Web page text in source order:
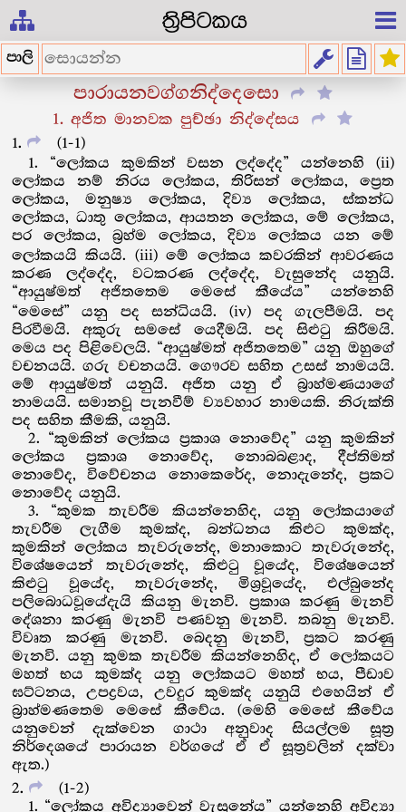
ත්‍රිපිටකය
පාලි
පාරායනවග්ගනිද්දෙසො
1. අජිත මානවක පුච්ඡා නිද්දේසය
1
(1-1)
1. “ලෝකය කුමකින් වසන ලද්දේද” යන්නෙහි (ii)
ලෝකය නම් නිරය ලෝකය, තිරිසන් ලෝකය, ප්‍රෙත
ලෝකය, මනුෂ්‍ය ලෝකය, දිව්‍ය ලෝකය, ස්කන්ධ
ලෝකය, ධාතු ලෝකය, ආයතන ලෝකය, මේ ලෝකය,
පර ලෝකය, බ්‍රහ්ම ලෝකය, දිව්‍ය ලෝකය යන මේ
ලෝකයයි කියයි. (iii) මේ ලෝකය කවරකින් ආවරණය
කරණ ලද්දේද, වටකරණ ලද්දේද, වැසුනේද යනුයි.
“ආයුෂ්මත් අජිතතෙම මෙසේ කීයේය” යන්නෙහි
“මෙසේ” යනු පද සන්ධියයි. (iv) පද ගැලපීමයි. පද
පිරවීමයි. අකුරු සමසේ යෙදීමයි. පද සිළුටු කිරීමයි.
මෙය පද පිළිවෙලයි. “ආයුෂ්මත් අජිතතෙම” යනු ඔහුගේ
වචනයයි. ගරු වචනයයි. ගෞරව සහිත උසස් නාමයයි.
මේ ආයුෂ්මත් යනුයි. අජිත යනු ඒ බ්‍රාහ්මණයාගේ
නාමයයි. සමානවූ පැනවීම් ව්‍යවහාර නාමයකි. නිරුක්ති
පද සහිත කීමකි, යනුයි.
2. “කුමකින් ලෝකය ප්‍රකාශ නොවේද” යනු කුමකින්
ලෝකය ප්‍රකාශ නොවේද, නොබබළාද, දීප්තිමත්
නොවේද, විවේචනය නොකෙරේද, නොදැනේද, ප්‍රකට
නොවේද යනුයි.
3. “කුමක තැවරීම කියන්නෙහිද, යනු ලෝකයාගේ
තැවරීම ලැගීම කුමක්ද, බන්ධනය කිළුට කුමක්ද,
කුමකින් ලෝකය තැවරුනේද, මනාකොට තැවරුනේද,
විශේෂයෙන් තැවරුනේද, කිළුටු වූයේද, විශේෂයෙන්
කිළුටු වූයේද, තැවරුනේද, මිශ්‍රවූයේද, එල්බුනේද
පලිබොධවූයේදැයි කියනු මැනවි. ප්‍රකාශ කරණු මැනවි
දේශනා කරණු මැනවි පණවනු මැනවි. තබනු මැනවි.
විවෘත කරණු මැනවි. බෙදනු මැනවි, ප්‍රකට කරණු
මැනවි. යනු කුමක තැවරීම කියන්නෙහිද, ඒ ලෝකයට
මහත් භය කුමක්ද යනු ලෝකයට මහත් භය, පීඩාව
ඝට්ටනය, උපද්‍රවය, උවදුර කුමක්ද යනුයි එහෙයින් ඒ
බ්‍රාහ්මණතෙම මෙසේ කීවේය. (මෙහි මෙසේ කීවේය
යනුවෙන් දැක්වෙන ගාථා අනුවාද සියල්ලම සූත්‍ර
නිර්දෙශයේ පාරායන වර්ගයේ ඒ ඒ සූත්‍රවලින් දක්වා
ඇත.)
2
(1-2)
1. “ලෝකය අවිද්‍යාවෙන් වැසුනේය” යන්නෙහි අවිද්‍යා